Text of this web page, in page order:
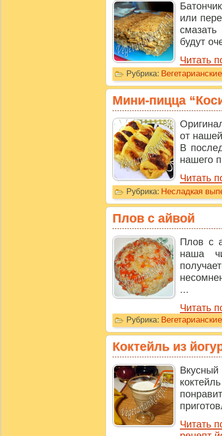
или
будут
Читать
Рубрика:
Мини-пицца
от
В
нашего
Читать
Рубрика: Несладкая
Плов с айвой
Плов с
наша
...
Читать
Рубрика:
Коктейль из
Вкусный
Читать